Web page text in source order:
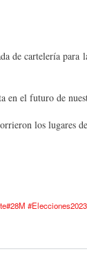
de cartelería para
en el futuro de
los lugares